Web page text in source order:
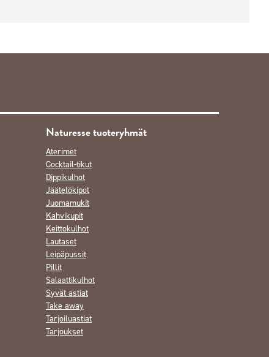
Naturesse tuoteryhmät
Aterimet
Cocktail-tikut
Dippikulhot
Jäätelökipot
Juomamukit
Kahvikupit
Keittokulhot
Lautaset
Leipäpussit
Pillit
Salaattikulhot
Syvät astiat
Take away
Tarjoiluastiat
Tarjoukset